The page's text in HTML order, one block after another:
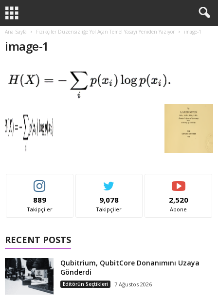
Ana Sayfa Fizikçiler Düzensizliğe Yol Açan Temel Yasayı Yeniden Yazıyor image-1
image-1
889
Takipçiler
9,078
Takipçiler
2,520
Abone
RECENT POSTS
Qubitrium, QubitCore Donanımını Uzaya
Gönderdi
Editörün Seçtikleri 7 Ağustos 2026